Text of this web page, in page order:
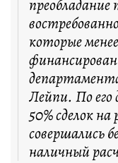
которые
Лейпи. По его
50% сделок
совершались
наличный